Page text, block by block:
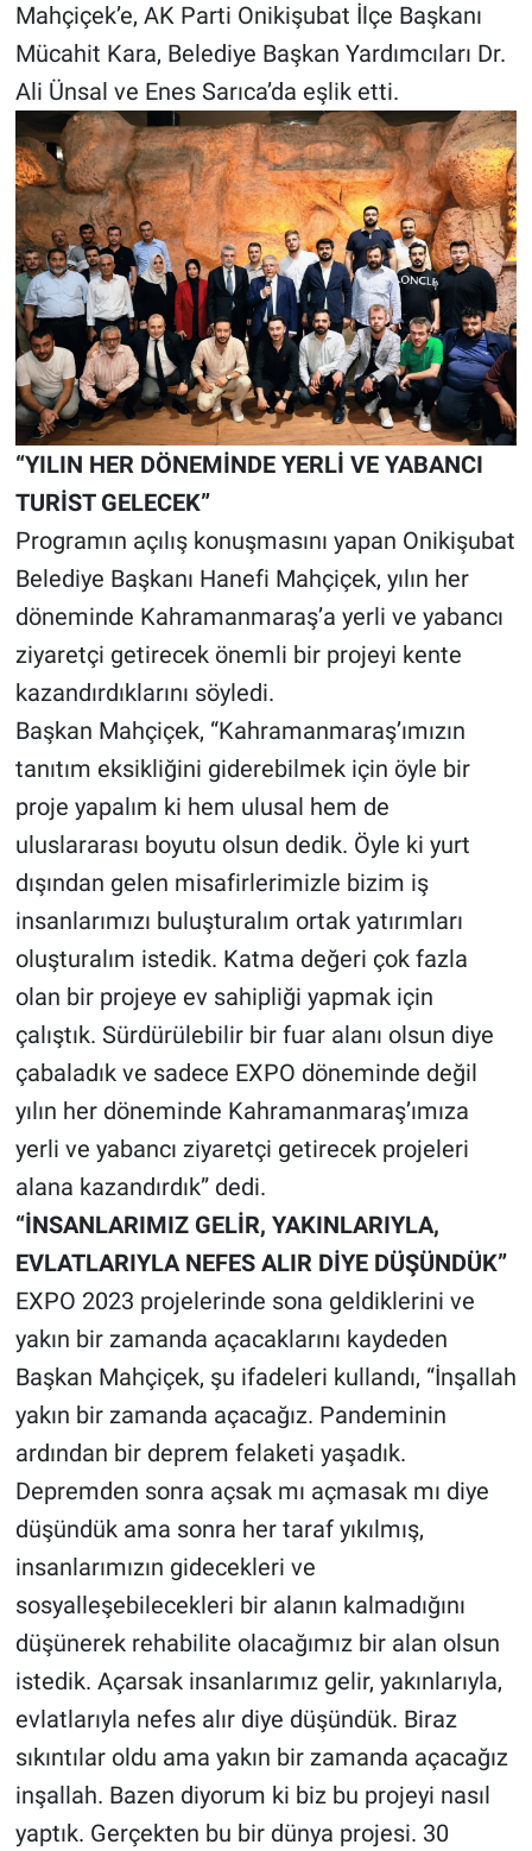
Mahçiçek’e, AK Parti Onikişubat İlçe Başkanı
Mücahit Kara, Belediye Başkan Yardımcıları Dr.
Ali Ünsal ve Enes Sarıca’da eşlik etti.
“YILIN HER DÖNEMİNDE YERLİ VE YABANCI
TURİST GELECEK”
Programın açılış konuşmasını yapan Onikişubat
Belediye Başkanı Hanefi Mahçiçek, yılın her
döneminde Kahramanmaraş’a yerli ve yabancı
ziyaretçi getirecek önemli bir projeyi kente
kazandırdıklarını söyledi.
Başkan Mahçiçek, “Kahramanmaraş’ımızın
tanıtım eksikliğini giderebilmek için öyle bir
proje yapalım ki hem ulusal hem de
uluslararası boyutu olsun dedik. Öyle ki yurt
dışından gelen misafirlerimizle bizim iş
insanlarımızı buluşturalım ortak yatırımları
oluşturalım istedik. Katma değeri çok fazla
olan bir projeye ev sahipliği yapmak için
çalıştık. Sürdürülebilir bir fuar alanı olsun diye
çabaladık ve sadece EXPO döneminde değil
yılın her döneminde Kahramanmaraş’ımıza
yerli ve yabancı ziyaretçi getirecek projeleri
alana kazandırdık” dedi.
“İNSANLARIMIZ GELİR, YAKINLARIYLA,
EVLATLARIYLA NEFES ALIR DİYE DÜŞÜNDÜK”
EXPO 2023 projelerinde sona geldiklerini ve
yakın bir zamanda açacaklarını kaydeden
Başkan Mahçiçek, şu ifadeleri kullandı, “İnşallah
yakın bir zamanda açacağız. Pandeminin
ardından bir deprem felaketi yaşadık.
Depremden sonra açsak mı açmasak mı diye
düşündük ama sonra her taraf yıkılmış,
insanlarımızın gidecekleri ve
sosyalleşebilecekleri bir alanın kalmadığını
düşünerek rehabilite olacağımız bir alan olsun
istedik. Açarsak insanlarımız gelir, yakınlarıyla,
evlatlarıyla nefes alır diye düşündük. Biraz
sıkıntılar oldu ama yakın bir zamanda açacağız
inşallah. Bazen diyorum ki biz bu projeyi nasıl
yaptık. Gerçekten bu bir dünya projesi. 30